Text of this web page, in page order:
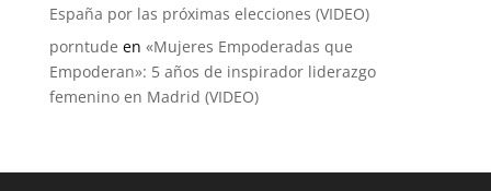
España por las próximas elecciones (VIDEO)
porntude en «Mujeres Empoderadas que
Empoderan»: 5 años de inspirador liderazgo
femenino en Madrid (VIDEO)